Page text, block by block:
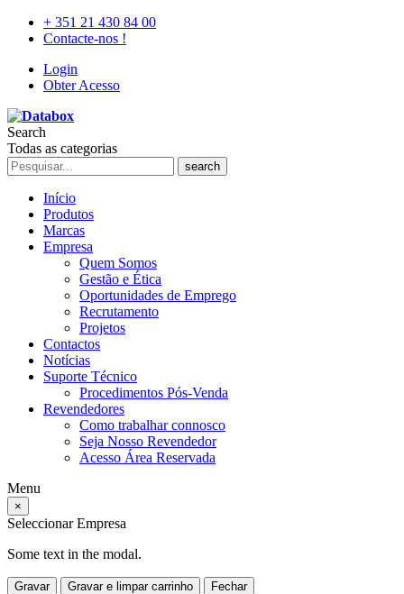
+ 351 21 430 84 00
Contacte-nos !
Login
Obter Acesso
Search
Todas as categorias
search
Início
Produtos
Marcas
Empresa
Quem Somos
Gestão e Ética
Oportunidades de Emprego
Recrutamento
Projetos
Contactos
Notícias
Suporte Técnico
Procedimentos Pós-Venda
Revendedores
Como trabalhar connosco
Seja Nosso Revendedor
Acesso Área Reservada
Menu
×
Seleccionar Empresa
Some text in the modal.
Gravar Gravar e limpar carrinho Fechar